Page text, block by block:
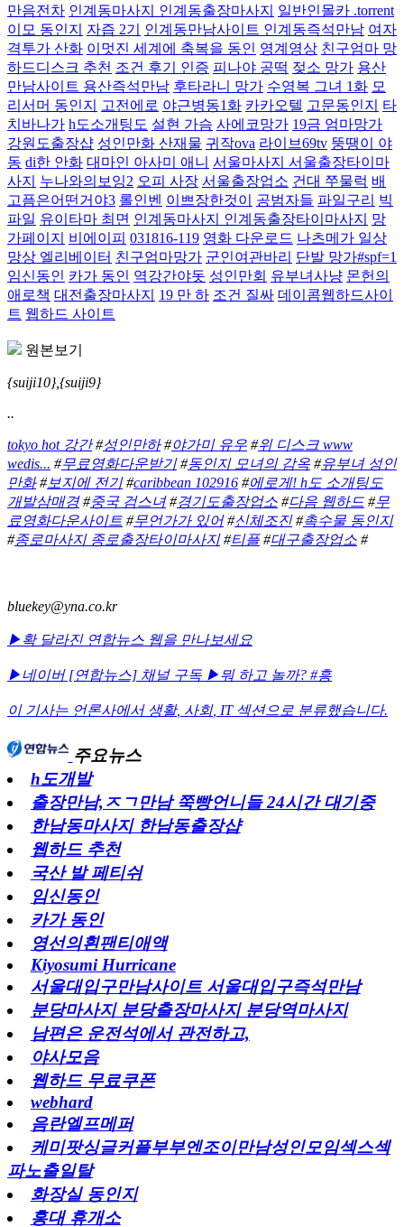
만음전차 인계동마사지 인계동출장마사지
일반인몰카 .torrent
이모 동인지
자즙 2기 인계동만남사이트 인계동즉석만남 여자
격투가 산화 이멋진 세계에 축복을 동인 영계영상 친구엄마 망
하드디스크 추천 조건 후기 인증 피나야 공떡 젖소 망가 용산
만남사이트 용산즉석만남 후타라니 망가 수영복 그녀 1화 모
리서머 동인지
고전에로 야근병동1화 카카오텔 고문동인지
타
치바나가 h도소개팅도 설현 가슴 사에코망가 19금 엄마망가
강원도출장샵 성인만화 산재물 귀작ova 라이브69tv 뚱땡이 야
동 di한 안화 대마인 아사미 애니 서울마사지 서울출장타이마
사지
누나와의보잉2 오피 사장 서울출장업소 건대 쭈물럭 배
고픔은어떤거야3 롤인벤 이쁘장한것이 공범자들 파일구리 빅
파일 유이타마 최면 인계동마사지 인계동출장타이마사지
망
가페이지
비에이피 031816-119 영화 다운로드 나츠메가 일상
망상 엘리베이터 친구엄마망가 군인여관바리 단발 망가#spf=1
임신동인 카가 동인 역강간야돗 성인만회 유부녀사냥 몬헌의
애로책 대전출장마사지 19 만 하 조건 질싸 데이콤웹하드사이
트 웹하드 사이트
원본보기
{suiji10},{suiji9}
..
tokyo hot 강간#성인만하#야가미 유우 #위 디스크 www
wedis... #무료영화다운받기#동인지 모녀의 감옥 #유부녀 성인
만화#보지에 전기#caribbean 102916 #에로게! h도 소개팅도
개발삼매경#중국 검스녀#경기도출장업소 #다음 웹하드 #무
료영화다운사이트 #무언가가 있어#신체조진#촉수물 동인지
#종로마사지 종로출장타이마사지#티플#대구출장업소 #
bluekey@yna.co.kr
▶확 달라진 연합뉴스 웹을 만나보세요
▶네이버 [연합뉴스] 채널 구독 ▶뭐 하고 놀까? #흥
이 기사는 언론사에서 생활, 사회, IT섹션으로 분류했습니다.
주요뉴스
h도개발
출장만남,ㅈㄱ만남 쭉빵언니들 24시간 대기중
한남동마사지 한남동출장샵
웹하드 추천
국산 발 페티쉬
임신동인
카가 동인
영선의흰팬티애액
Kiyosumi Hurricane
서울대입구만남사이트 서울대입구즉석만남
분당마사지 분당출장마사지 분당역마사지
남편은 운전석에서 관전하고,
야사모음
웹하드 무료쿠폰
webhard
음란엘프메퍼
케미팟싱글커플부부엔조이만남성인모임섹스섹
파노출일탈
화장실 동인지
홍대 휴개소